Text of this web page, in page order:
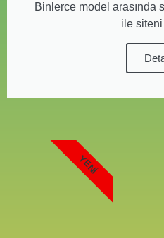
Binlerce model arasında
ile
YENI